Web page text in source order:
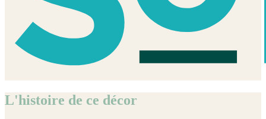
L'histoire de ce décor